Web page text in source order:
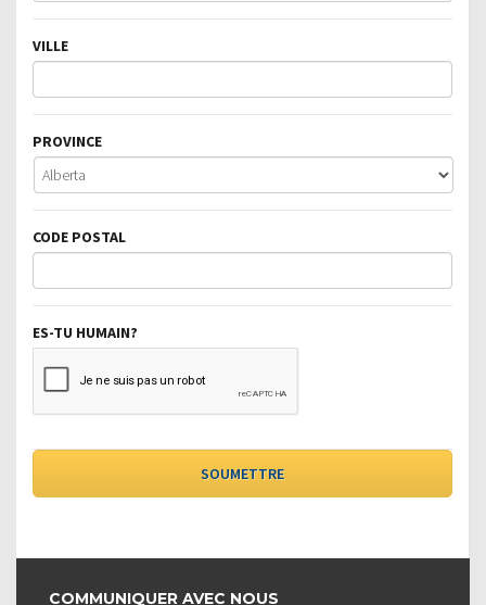
VILLE
PROVINCE
CODE POSTAL
ES-TU HUMAIN?
COMMUNIQUER AVEC NOUS